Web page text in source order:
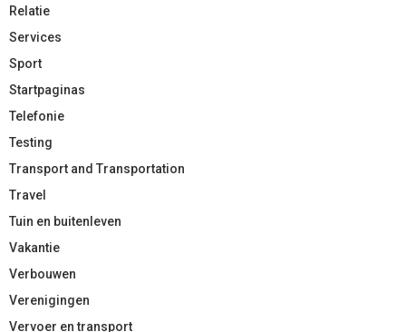
Relatie
Services
Sport
Startpaginas
Telefonie
Testing
Transport and Transportation
Travel
Tuin en buitenleven
Vakantie
Verbouwen
Verenigingen
Vervoer en transport